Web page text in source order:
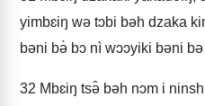
yimbɛiŋ wə tɔbi bəh dzaka
bəni bə̀ bɔ nì wɔɔyiki bəni
32 Mbɛiŋ tsə̂ bəh nɔm i